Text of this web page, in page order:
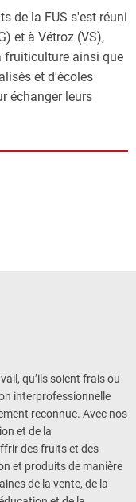
de la FUS s'est réuni
et à Vétroz (VS),
fruiticulture ainsi que
et d'écoles
échanger leurs
qu’ils soient frais ou
interprofessionnelle
reconnue. Avec nos
et de la
des fruits et des
et produits de manière
de la vente, de la